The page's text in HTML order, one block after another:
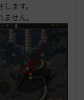
ます。
せん。